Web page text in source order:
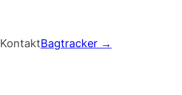
KontaktBagtracker →